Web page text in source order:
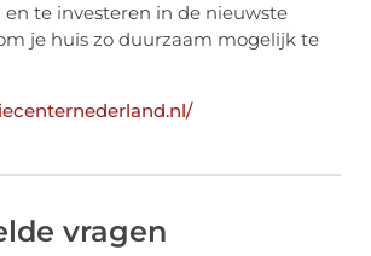
te investeren in de nieuwste
je huis zo duurzaam mogelijk te
vragen